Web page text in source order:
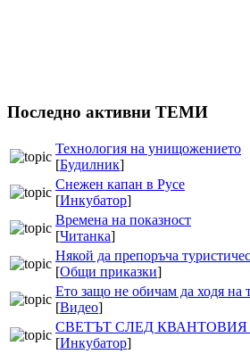
Последно активни ТЕМИ
Технология на унищожението
[Будилник]
Снежен капан в Русе
[Инкубатор]
Времена на показност
[Читанка]
Някой да препоръча
[Общи приказки]
Ето защо не обичам да ходя на
[Видео]
СВЕТЪТ СЛЕД КВАНТОВИЯ
[Инкубатор]